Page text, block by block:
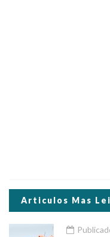
Articulos Mas